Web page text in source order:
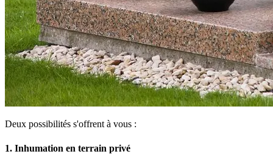
Deux possibilités s'offrent à vous :
1. Inhumation en terrain privé